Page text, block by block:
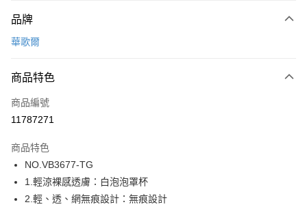
信用卡一次付款
LINE Pay
街口支付
運送方式
全家取貨付款
每筆NT$80，滿NT$1,000(含以上)免運費
品牌
華歌爾
商品特色
商品編號
11787271
商品特色
NO.VB3677-TG
1.輕涼裸感透膚：白泡泡罩杯
2.輕、透、網無痕設計：無痕設計